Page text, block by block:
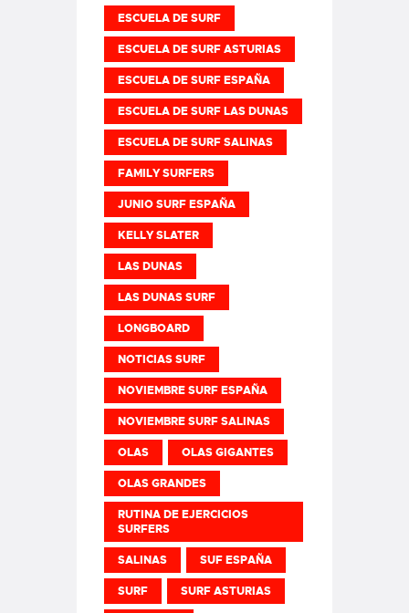
ESCUELA DE SURF
ESCUELA DE SURF ASTURIAS
ESCUELA DE SURF ESPAÑA
ESCUELA DE SURF LAS DUNAS
ESCUELA DE SURF SALINAS
FAMILY SURFERS
JUNIO SURF ESPAÑA
KELLY SLATER
LAS DUNAS
LAS DUNAS SURF
LONGBOARD
NOTICIAS SURF
NOVIEMBRE SURF ESPAÑA
NOVIEMBRE SURF SALINAS
OLAS OLAS GIGANTES
OLAS GRANDES
RUTINA DE EJERCICIOS
SURFERS
SALINAS SUF ESPAÑA
SURF SURF ASTURIAS